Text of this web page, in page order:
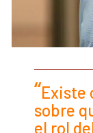
Existe
sobre
el rol